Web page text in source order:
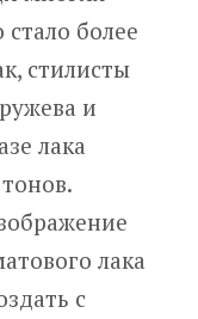
более
стилисты
и
лака
лака
с